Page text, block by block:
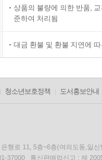
상품의 불량에 의한 반품,
준하여 처리됨
대금 환불 및 환불 지연에
청소년보호정책 도서홍보안내
행로 11, 5층~6층(여의도동,일신
37000 통신판매업신고 : 제